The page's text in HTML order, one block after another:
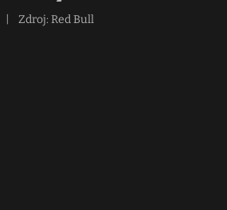
Zdroj: Red Bull